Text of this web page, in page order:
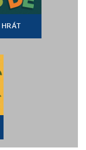
HRÁT